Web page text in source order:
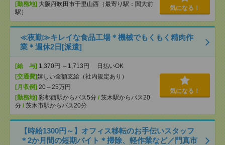
[勤務地] 大阪府吹田市千里山西（最寄り駅：関大前
駅）
気になる！
≪夜勤≫キレイな食品工場＊機械でもくもく精肉作
業＊週休2日[派遣]
[給 与] 1,370円 ～1,713円 日払いOK
[交通費]嬉しい全額支給（社内規定あり）
[月収例] 20～25万円
[勤務地] 彩都西駅からバス5分 / 茨木駅からバス20
分 / 茨木市駅からバス20分
気になる！
【時給1300円～】オフィス移転のお手伝いスタッフ
＊2か月間の短期バイト＊掃除、軽作業など／門真市